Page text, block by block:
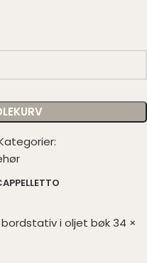
i oljet bøk 34 ×